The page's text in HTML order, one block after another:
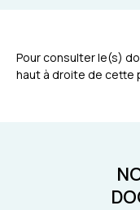
Pour consulter le(s)
haut à droite de cette